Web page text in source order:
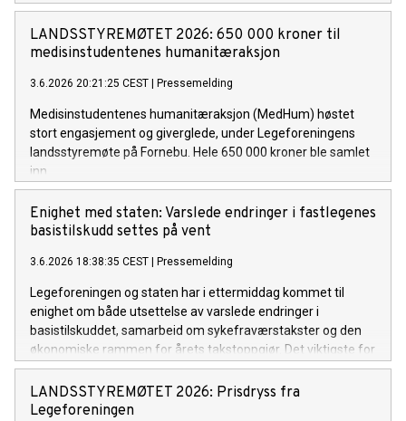
må planen følges opp med en enda sterkere satsing på
grunnutdanning, spesialistutdanning og kapasitet.
LANDSSTYREMØTET 2026: 650 000 kroner til
medisinstudentenes humanitæraksjon
3.6.2026 20:21:25 CEST Pressemelding
Medisinstudentenes humanitæraksjon (MedHum) høstet
stort engasjement og giverglede, under Legeforeningens
landsstyremøte på Fornebu. Hele 650 000 kroner ble samlet
inn.
Enighet med staten: Varslede endringer i fastlegenes
basistilskudd settes på vent
3.6.2026 18:38:35 CEST Pressemelding
Legeforeningen og staten har i ettermiddag kommet til
enighet om både utsettelse av varslede endringer i
basistilskuddet, samarbeid om sykefraværstakster og den
økonomiske rammen for årets takstoppgjør. Det viktigste for
fastlegene er at de dramatiske endringene i basistilskuddet
fra 1. juli nå settes på vent.
LANDSSTYREMØTET 2026: Prisdryss fra
Legeforeningen